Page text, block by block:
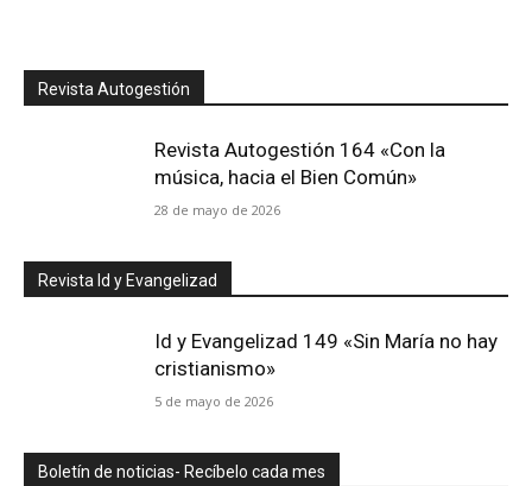
Revista Autogestión
Revista Autogestión 164 «Con la
música, hacia el Bien Común»
28 de mayo de 2026
Revista Id y Evangelizad
Id y Evangelizad 149 «Sin María no hay
cristianismo»
5 de mayo de 2026
Boletín de noticias- Recíbelo cada mes